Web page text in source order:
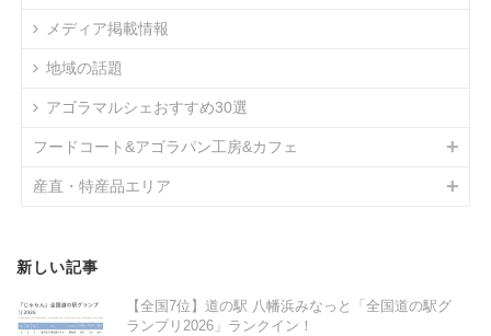
メディア掲載情報
地域の話題
アゴラマルシェおすすめ30選
フードコート&アゴラパン工房&カフェ
産直・特産品エリア
新しい記事
【全国7位】道の駅 八幡浜みなっと「全国道の駅グ
ランプリ2026」ランクイン！